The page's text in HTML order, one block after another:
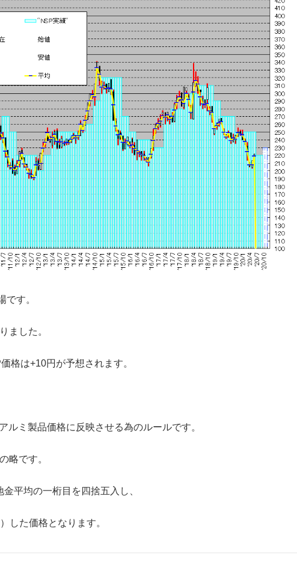
です。
ました。
格は+10円が予想されます。
ルミ製品価格に反映させる為のルールです。
略です。
平均の一桁目を四捨五入し、
した価格となります。